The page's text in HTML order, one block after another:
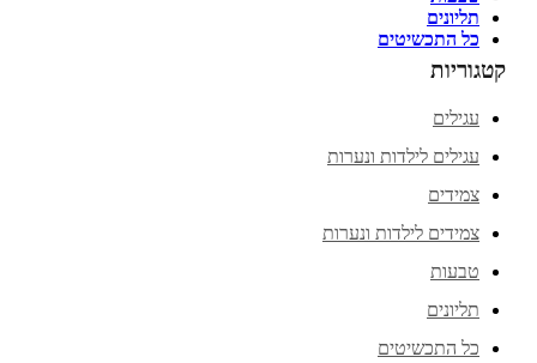
תליונים
כל התכשיטים
קטגוריות
עגילים
עגילים לילדות ונערות
צמידים
צמידים לילדות ונערות
טבעות
תליונים
כל התכשיטים